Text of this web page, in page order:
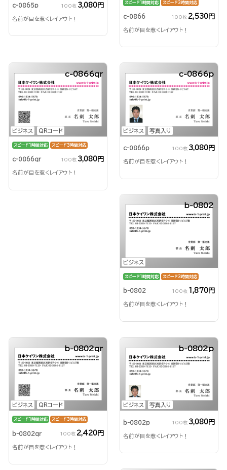
c-0865p 100枚 3,080円
名前が目を惹くレイアウト！
スピード1時間対応 スピード3時間対応
c-0866 100枚 2,530円
名前が目を惹くレイアウト！
ビジネス QRコード
c-0866qr
スピード1時間対応 スピード3時間対応
c-0866qr 100枚 3,080円
名前が目を惹くレイアウト！
ビジネス 写真入り
c-0866p
c-0866p 100枚 3,080円
名前が目を惹くレイアウト！
ビジネス
b-0802
スピード1時間対応 スピード3時間対応
b-0802 100枚 1,870円
名前が目を惹くレイアウト！
ビジネス QRコード
b-0802qr
スピード1時間対応 スピード3時間対応
b-0802qr 100枚 2,420円
名前が目を惹くレイアウト！
ビジネス 写真入り
b-0802p
b-0802p 100枚 3,080円
名前が目を惹くレイアウト！